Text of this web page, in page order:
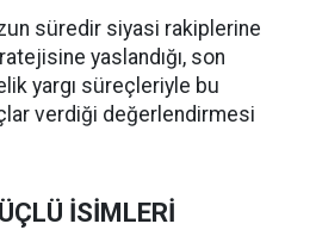
süredir siyasi rakiplerine
yaslandığı, son
yargı süreçleriyle bu
verdiği değerlendirmesi
İSİMLERİ